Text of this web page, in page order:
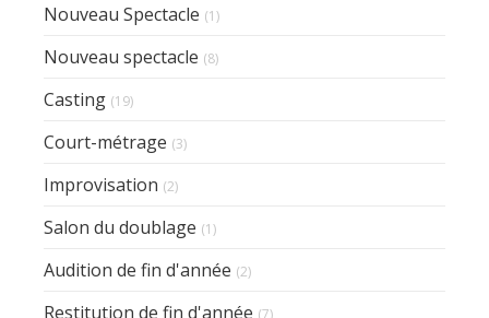
Nouveau Spectacle (1)
Nouveau spectacle (8)
Casting (19)
Court-métrage (3)
Improvisation (2)
Salon du doublage (1)
Audition de fin d'année (2)
Restitution de fin d'année (7)